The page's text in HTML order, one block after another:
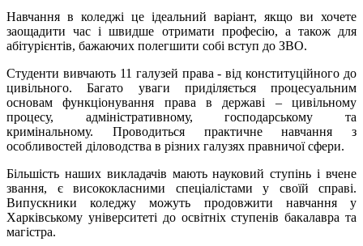
Навчання в коледжі це ідеальний варіант, якщо ви хочете
заощадити час і швидше отримати професію, а також для
абітурієнтів, бажаючих полегшити собі вступ до ЗВО.
Студенти вивчають 11 галузей права - від конституційного до
цивільного. Багато уваги приділяється процесуальним
основам функціонування права в державі – цивільному
процесу, адміністративному, господарському та
кримінальному. Проводиться практичне навчання з
особливостей діловодства в різних галузях правничої сфери.
Більшість наших викладачів мають науковий ступінь і вчене
звання, є висококласними спеціалістами у своїй справі.
Випускники коледжу можуть продовжити навчання у
Харківському університеті до освітніх ступенів бакалавра та
магістра.